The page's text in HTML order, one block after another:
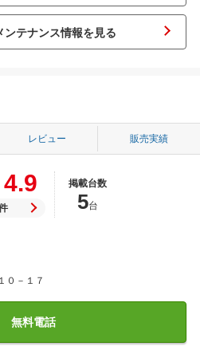
ンテナンス情報を見る
レビュー 販売実績
4.9 掲載台数
5台
０－１７
無料電話